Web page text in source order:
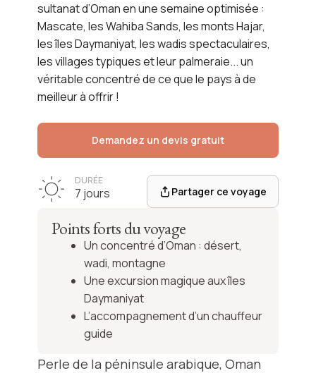
DURÉE
7 jours Partager ce voyage
Points forts du voyage
Un concentré d’Oman : désert,
wadi, montagne
Une excursion magique aux îles
Daymaniyat
L’accompagnement d’un chauffeur
guide
Perle de la péninsule arabique, Oman
sultanat d’Oman en une semaine optimisée :
Mascate, les Wahiba Sands, les monts Hajar,
les îles Daymaniyat, les wadis spectaculaires,
les villages typiques et leur palmeraie... un
véritable concentré de ce que le pays à de
meilleur à offrir !
Demandez un devis gratuit